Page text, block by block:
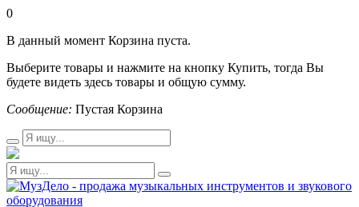
0
В данный момент Корзина пуста.
Выберите товары и нажмите на кнопку Купить, тогда Вы
будете видеть здесь товары и общую сумму.
Сообщение: Пустая Корзина